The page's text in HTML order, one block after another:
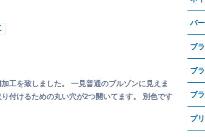
工を致しました。 一見普通のブルゾンに見えま
付けるための丸い穴が2つ開いてます。 別色です
バ
ブ
ブ
ブ
プ